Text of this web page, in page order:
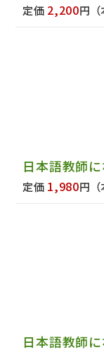
定価 2,200円
日本語教師
定価 1,980円
日本語教師